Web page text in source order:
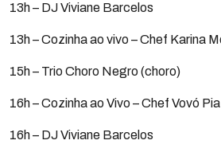
13h – DJ Viviane Barcelos
13h – Cozinha ao vivo – Chef Karina
15h – Trio Choro Negro (choro)
16h – Cozinha ao Vivo – Chef Vovó Pia
16h – DJ Viviane Barcelos